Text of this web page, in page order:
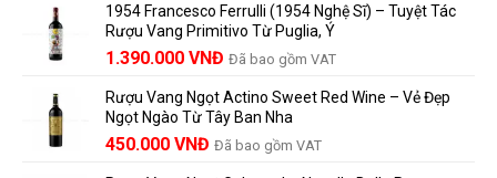
vang
nên
biết
Thành
là:
495.000 VNĐ.
tại
là:
450.000 VNĐ.
1954 Francesco Ferrulli (1954 Nghệ Sĩ) – Tuyệt Tác
Rượu Vang Primitivo Từ Puglia, Ý
Giá
là:
1.529.000 VNĐ.
1.390.000 VNĐ Giá
tại
là:
1.390.000 VNĐ.
Đã bao gồm VAT
Rượu Vang Ngọt Actino Sweet Red Wine – Vẻ Đẹp
Ngọt Ngào Từ Tây Ban Nha
450.000 VNĐ Đã bao gồm VAT